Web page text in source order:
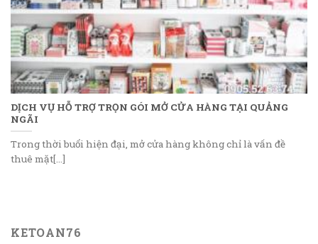
DỊCH VỤ HỖ TRỢ TRỌN GÓI MỞ CỬA HÀNG TẠI QUẢNG
NGÃI
Trong thời buổi hiện đại, mở cửa hàng không chỉ là vấn đề
thuê mặt[...]
KETOAN76